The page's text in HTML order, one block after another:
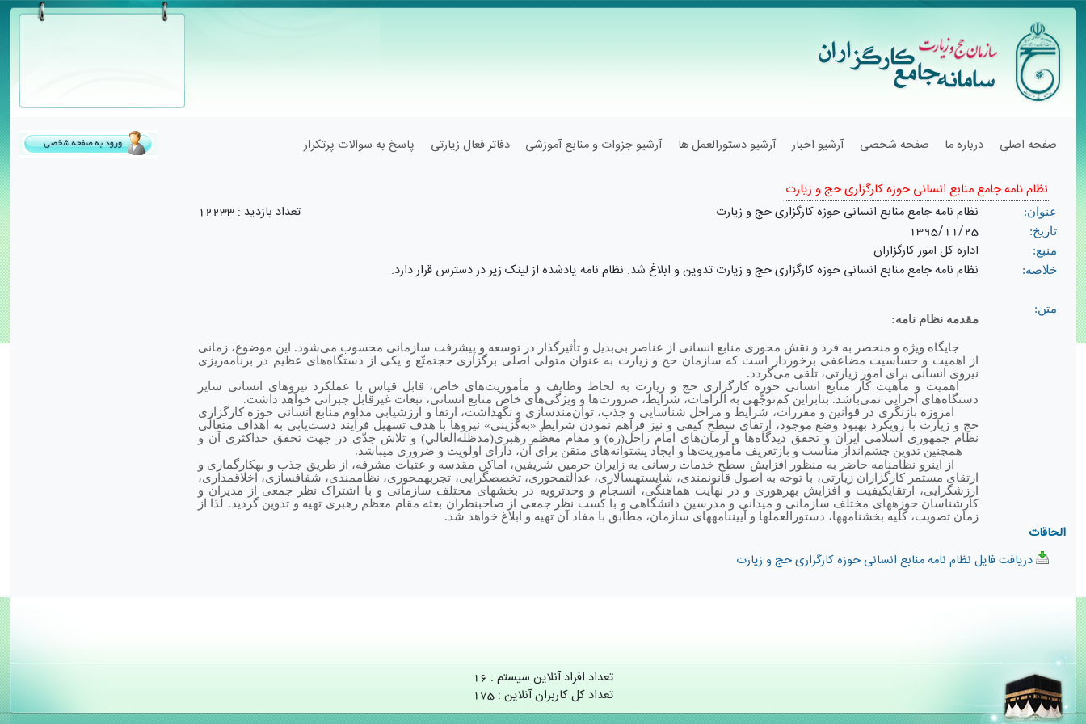
صفحه اصلی درباره ما صفحه شخصی آرشیو اخبار آرشیو دستورالعمل ها آرشیو جزوات و منابع آموزشی دفاتر فعال زیارتی پاسخ به سوالات پرتکرار
نظام نامه جامع منابع انسانی حوزه کارگزاری حج و زیارت
عنوان: تعداد بازدید : 12233 نظام نامه جامع منابع انسانی حوزه کارگزاری حج و زیارت
تاریخ: 1395/11/25
منبع: اداره کل امور کارگزاران
خلاصه: نظام نامه جامع منابع انسانی حوزه کارگزاری حج و زیارت تدوین و ابلاغ شد. نظام نامه یادشده از لینک زیر در دسترس قرار دارد.
متن:
مقدمه نظام نامه:
جایگاه ویژه و منحصر به فرد و نقش محوری منابع انسانی از عناصر بی‌بدیل و تأثیرگذار در توسعه و پیشرفت سازمانی محسوب می‌شود. این موضوع، زمانی
از اهمیت و حساسیت مضاعفی برخوردار است که سازمان حج و زیارت به عنوان متولی اصلی برگزاری حج­تمتّع و یکی از دستگاه‌های عظیم در برنامه‌ریزی
نیروی انسانی برای امور زیارتی، تلقی می‌گردد.
اهمیت و ماهیت کار منابع انسانی حوزه کارگزاری حج و زیارت به لحاظ وظایف و مأموریت‌های خاص، قابل قیاس با عملکرد نیروهای انسانی سایر
دستگاه‌های اجرایی نمی‌باشد. بنابراین کم‌توجّهی به الزامات، شرایط، ضرورت‌ها و ویژگی‌های خاص منابع انسانی، تبعات غیرقابل جبرانی خواهد داشت.
امروزه بازنگری در قوانین و مقررات، شرایط و مراحل شناسایی و جذب، توا‌ن‌مندسازی و نگهداشت، ارتقا و ارزشیابی مداوم منابع انسانی حوزه کارگزاری
حج و زیارت با رویکرد بهبود وضع موجود، ارتقای سطح کیفی و نیز فراهم نمودن شرایط «به‌گزینی» نیروها با هدف تسهیل فرآیند دست‌یابی به اهداف متعالی
نظام جمهوری اسلامی ایران و تحقق دیدگاه‌ها و آرمان‌های امام راحل(ره) و مقام معظّم رهبری(مدظله‌العالي) و تلاش جدّی در جهت تحقق حداکثری آن و
هم­چنین تدوین چشم‌انداز مناسب و بازتعریف مأموریت‌ها و ایجاد پشتوانه‌های متقن برای آن، دارای اولویت‌ و ضروری می­باشد.
از اینرو نظام­نامه حاضر به منظور افزایش سطح خدمات رسانی به زایران حرمین شریفین، اماکن مقدسه و عتبات مشرفه، از طریق جذب و به­کارگماری و
ارتقای مستمر کارگزاران زیارتی، با توجه به اصول قانونمندی، شایسته­سالاری، عدالت­محوری، تخصص­گرایی، تجربه­محوری، نظام­مندی، شفاف­سازی، اخلاق­مداری،
ارزش­گرایی، ارتقای­کیفیت و افزایش بهره­وری و در نهایت هماهنگی، انسجام و وحدت­رویه در بخش­های مختلف سازمانی و با اشتراک نظر جمعی از مدیران و
کارشناسان حوزه­های مختلف سازمانی و میدانی و مدرسین دانشگاهی و با کسب نظر جمعی از صاحب­نظران بعثه مقام معظم رهبری تهیه و تدوین گردید. لذا از
زمان تصویب، کلیه بخشنامه­ها، دستورالعمل­ها و آیین­نامه­های سازمان، مطابق با مفاد آن تهیه و ابلاغ خواهد شد.
الحاقات
دریافت فایل نظام نامه منابع انسانی حوزه کارگزاری حج و زیارت
تعداد افراد آنلاین سیستم : 16
تعداد کل کاربران آنلاین : 175